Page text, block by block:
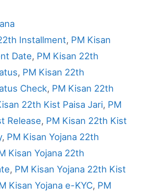
Installment, PM Kisan
Date, PM Kisan 22th
, PM Kisan 22th
Check, PM Kisan 22th
22th Kist Paisa Jari, PM
Release, PM Kisan 22th Kist
, PM Kisan Yojana 22th
Kisan Yojana 22th
, PM Kisan Yojana 22th Kist
Kisan Yojana e-KYC, PM